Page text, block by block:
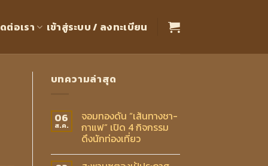
ต่อเรา เข้าสู่ระบบ / ลงทะเบียน
บทความล่าสุด
06
ส.ค.
จอมทองดัน “เส้นทางชา-
กาแฟ” เปิด 4 กิจกรรม
ดึงนักท่องเที่ยว